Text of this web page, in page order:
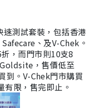
測試套裝，包括香港
、及V-Chek。
，而門市則10支8
，售價低至
到。V-Chek門市購買
限，售完即止。